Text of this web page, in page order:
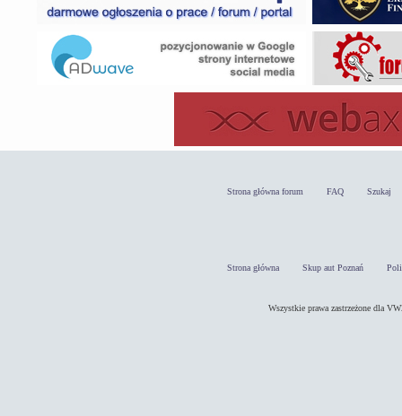
Strona główna forum FAQ Szukaj
Strona główna Skup aut Poznań
Wszystkie prawa zastrzeżone dla